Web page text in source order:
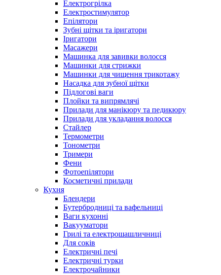
Електрогрілка
Електростимулятор
Епілятори
Зубні щітки та іригатори
Іригатори
Масажери
Машинка для завивки волосся
Машинки для стрижки
Машинки для чищення трикотажу
Насадка для зубної щітки
Підлогові ваги
Плойки та випрямлячі
Прилади для манікюру та педикюру
Прилади для укладання волосся
Стайлер
Термометри
Тонометри
Тримери
Фени
Фотоепілятори
Косметичні прилади
Кухня
Блендери
Бутербродниці та вафельниці
Ваги кухонні
Вакууматори
Грилі та електрошашличниці
Для соків
Електричні печі
Електричні турки
Електрочайники